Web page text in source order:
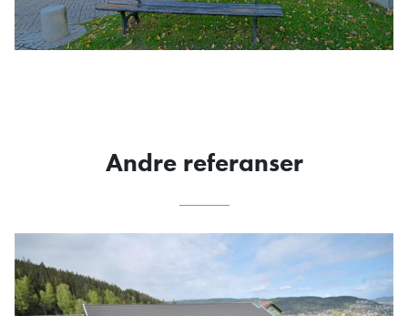
Andre referanser